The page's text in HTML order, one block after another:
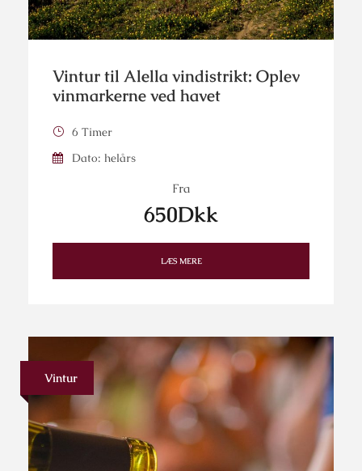
Vintur til Alella vindistrikt: Oplev
vinmarkerne ved havet
6 Timer
Dato: helårs
Fra
650Dkk
LÆS MERE
Vintur